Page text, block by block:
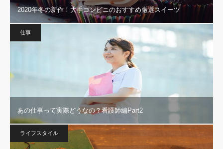
2020年冬の新作！大手コンビニのおすすめ厳選スイーツ
仕事
あの仕事って実際どうなの？看護師編Part2
ライフスタイル